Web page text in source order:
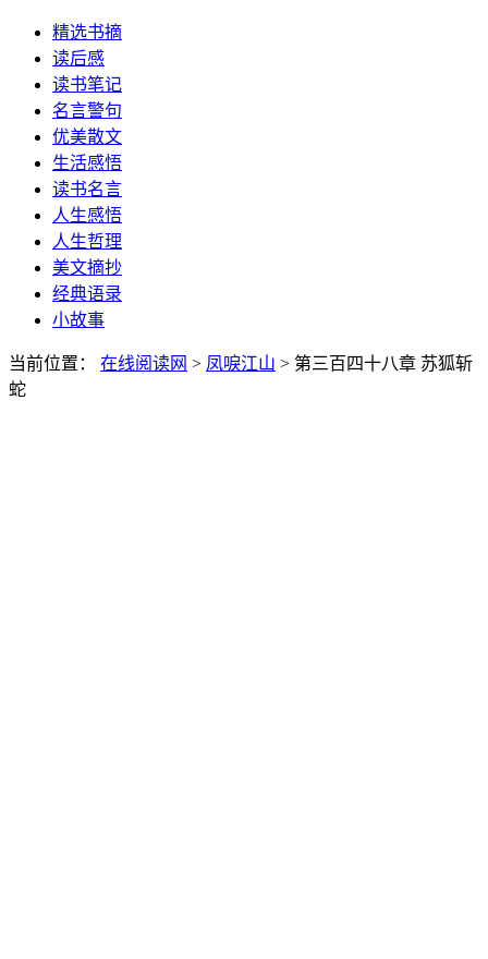
精选书摘
读后感
读书笔记
名言警句
优美散文
生活感悟
读书名言
人生感悟
人生哲理
美文摘抄
经典语录
小故事
当前位置： 在线阅读网 > 凤唳江山 > 第三百四十八章 苏狐斩
蛇